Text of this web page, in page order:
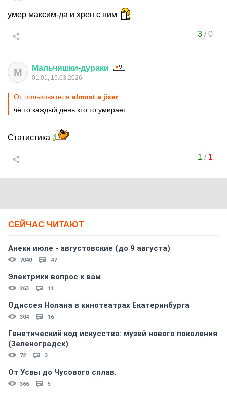
умер максим-да и хрен с ним
3/0
М Мальчишки-дураки
01:01, 16.03.2026
От пользователя almost a jixer
чё то каждый день кто то умирает..
Статистика
1 / 1
СЕЙЧАС ЧИТАЮТ
Анеки июле - августовские (до 9 августа)
7040 47
Электрики вопрос к вам
263 11
Одиссея Нолана в кинотеатрах Екатеринбурга
304 16
Генетический код искусства: музей нового поколения
(Зеленоградск)
72 3
От Усвы до Чусового сплав.
366 5